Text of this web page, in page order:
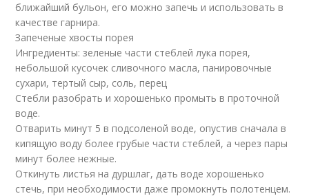
ближайший бульон, его можно запечь и использовать в
качестве гарнира.
Запеченые хвосты порея
Ингредиенты: зеленые части стеблей лука порея,
небольшой кусочек сливочного масла, панировочные
сухари, тертый сыр, соль, перец
Стебли разобрать и хорошенько промыть в проточной
воде.
Отварить минут 5 в подсоленой воде, опустив сначала в
кипящую воду более грубые части стеблей, а через пары
минут более нежные.
Откинуть листья на дуршлаг, дать воде хорошенько
стечь, при необходимости даже промокнуть полотенцем.